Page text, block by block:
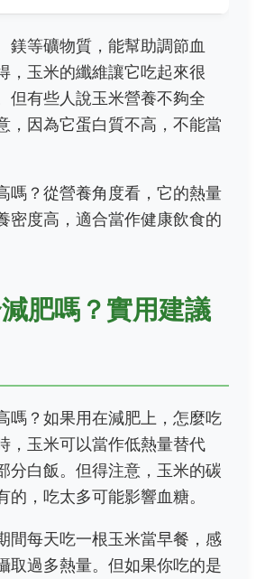
鎂等礦物質，能幫助調節血
，玉米的纖維讓它吃起來很
但有些人說玉米營養不夠全
，因為它蛋白質不高，不能當
嗎？從營養角度看，它的熱量
密度高，適合當作健康飲食的
肥嗎？實用建議
嗎？如果用在減肥上，怎麼吃
，玉米可以當作低熱量替代
分白飯。但得注意，玉米的碳
的，吃太多可能影響血糖。
間每天吃一根玉米當早餐，感
取過多熱量。但如果你吃的是